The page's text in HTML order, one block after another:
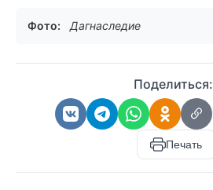
Фото: Дагнаследие
Поделиться:
Печать